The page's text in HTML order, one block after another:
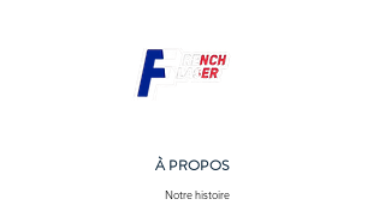
À PROPOS
Notre histoire